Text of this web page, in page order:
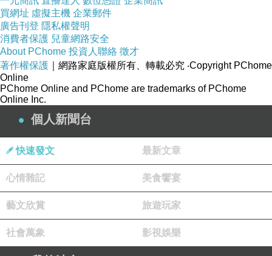
麻辣牛筋 醬汁鹹香夠味 滷出麻辣香氣 牛筋富含膠質 口
感軟爛有Q度 很適合當下酒菜
烤布蕾 烤布蕾質地較濕潤
布朗尼& 布朗尼現烤出爐 還有溫熱感
苦甜紮實
搭配冰涼滑順的冰淇淋
相當可口 巧克力控絕對會喜歡
買網址 虛擬主機 企業郵件
廣告刊登 隱私權聲明
消費者保護 兒童網路安全
About PChome 投資人聯絡 徵才
著作權保護 ｜網路家庭版權所有、轉載必究 ‧Copyright PChome
Online
PChome Online and PChome are trademarks of PChome
Online Inc.
個人新聞台
快速發文 最新文章
心情雜記 美食饗宴
藝文欣賞 旅遊玩家
社會萬象 影視娛樂